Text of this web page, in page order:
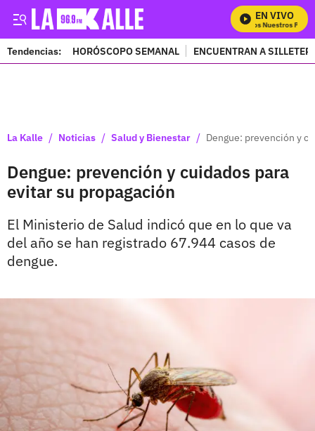
EN VIVO
Mira Todos Nuestros
Tendencias: HORÓSCOPO SEMANAL ENCUENTRAN A
La Kalle / Noticias / Salud y Bienestar / Dengue: prevención y
Dengue: prevención y cuidados para
evitar su propagación
El Ministerio de Salud indicó que en lo que va
del año se han registrado 67.944 casos de
dengue.